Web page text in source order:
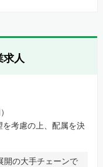
求人
考慮の上、配属を決
開の大手チェーンで